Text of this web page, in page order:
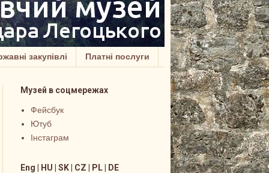
закупівлі Платні послуги
Музей в соцмережах
Фейсбук
Ютуб
Інстаграм
Eng | HU | SK | CZ | PL | DE